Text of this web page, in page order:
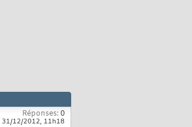
Réponses:0
31/12/2012, 11h18